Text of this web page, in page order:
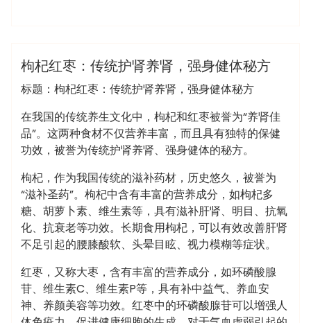
桑拿会所
枸杞红枣：传统护肾养肾，强身健体秘方
标题：枸杞红枣：传统护肾养肾，强身健体秘方
在我国的传统养生文化中，枸杞和红枣被誉为“养肾佳
品”。这两种食材不仅营养丰富，而且具有独特的保健
功效，被誉为传统护肾养肾、强身健体的秘方。
枸杞，作为我国传统的滋补药材，历史悠久，被誉为
“滋补圣药”。枸杞中含有丰富的营养成分，如枸杞多
糖、胡萝卜素、维生素等，具有滋补肝肾、明目、抗氧
化、抗衰老等功效。长期食用枸杞，可以有效改善肝肾
不足引起的腰膝酸软、头晕目眩、视力模糊等症状。
红枣，又称大枣，含有丰富的营养成分，如环磷酸腺
苷、维生素C、维生素P等，具有补中益气、养血安
神、养颜美容等功效。红枣中的环磷酸腺苷可以增强人